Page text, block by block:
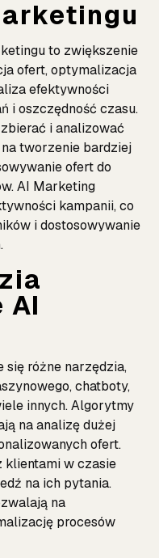
to zwiększenie
ofert, optymalizacja
efektywności
i oszczędność czasu.
i analizować
tworzenie bardziej
ofert do
AI Marketing
kampanii, co
i dostosowywanie
AI
różne narzędzia,
chatboty,
innych. Algorytmy
na analizę dużej
ofert.
klientami w czasie
na ich pytania.
na
procesów